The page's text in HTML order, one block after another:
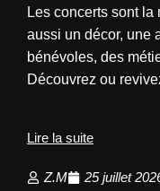
Les concerts sont la
aussi un décor, une
bénévoles, des
Découvrez ou
Lire la suite
Z.M 25 juillet